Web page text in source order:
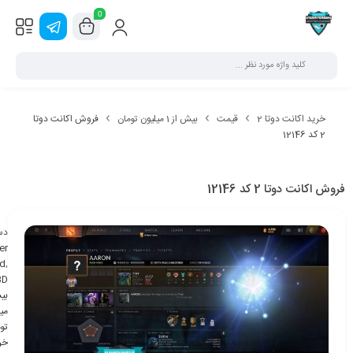
0
خرید اکانت دوتا 2 قیمت بیش از 1 میلیون تومان
فروش اکانت دوتا
2 کد 12146
فروش اکانت دوتا 2 کد 12146
,